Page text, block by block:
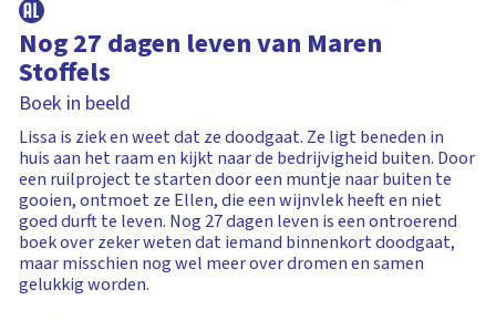
Nog 27 dagen leven van Maren
Stoffels
Boek in beeld
Lissa is ziek en weet dat ze doodgaat. Ze ligt beneden in
huis aan het raam en kijkt naar de bedrijvigheid buiten. Door
een ruilproject te starten door een muntje naar buiten te
gooien, ontmoet ze Ellen, die een wijnvlek heeft en niet
goed durft te leven. Nog 27 dagen leven is een ontroerend
boek over zeker weten dat iemand binnenkort doodgaat,
maar misschien nog wel meer over dromen en samen
gelukkig worden.